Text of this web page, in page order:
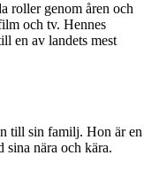
roller genom åren och
och tv. Hennes
en av landets mest
till sin familj. Hon är en
nära och kära.